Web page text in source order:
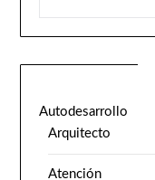
Autodesarrollo
Arquitecto
Atención